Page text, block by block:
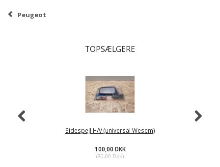
Peugeot
TOPSÆLGERE
Sidespejl H/V (universal Wesem)
100,00 DKK
(80,00 DKK)